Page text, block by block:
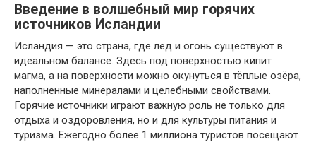
Введение в волшебный мир горячих
источников Исландии
Исландия — это страна, где лед и огонь существуют в
идеальном балансе. Здесь под поверхностью кипит
магма, а на поверхности можно окунуться в тёплые озёра,
наполненные минералами и целебными свойствами.
Горячие источники играют важную роль не только для
отдыха и оздоровления, но и для культуры питания и
туризма. Ежегодно более 1 миллиона туристов посещают